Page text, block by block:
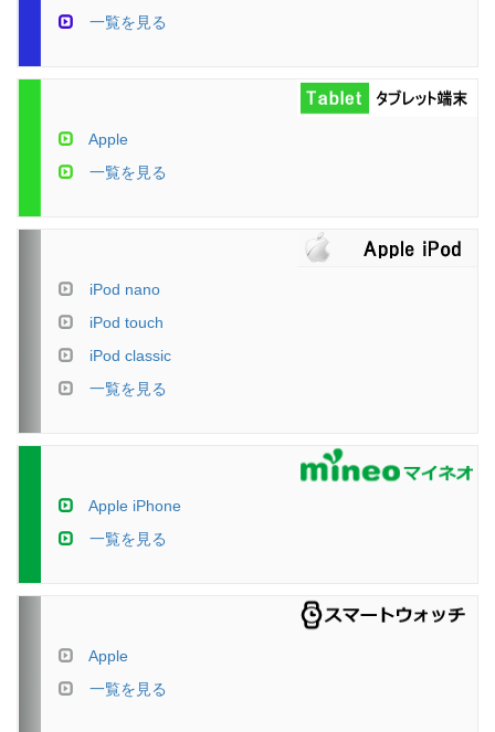
一覧を見る
Apple
一覧を見る
iPod nano
iPod touch
iPod classic
一覧を見る
Apple iPhone
一覧を見る
Apple
一覧を見る